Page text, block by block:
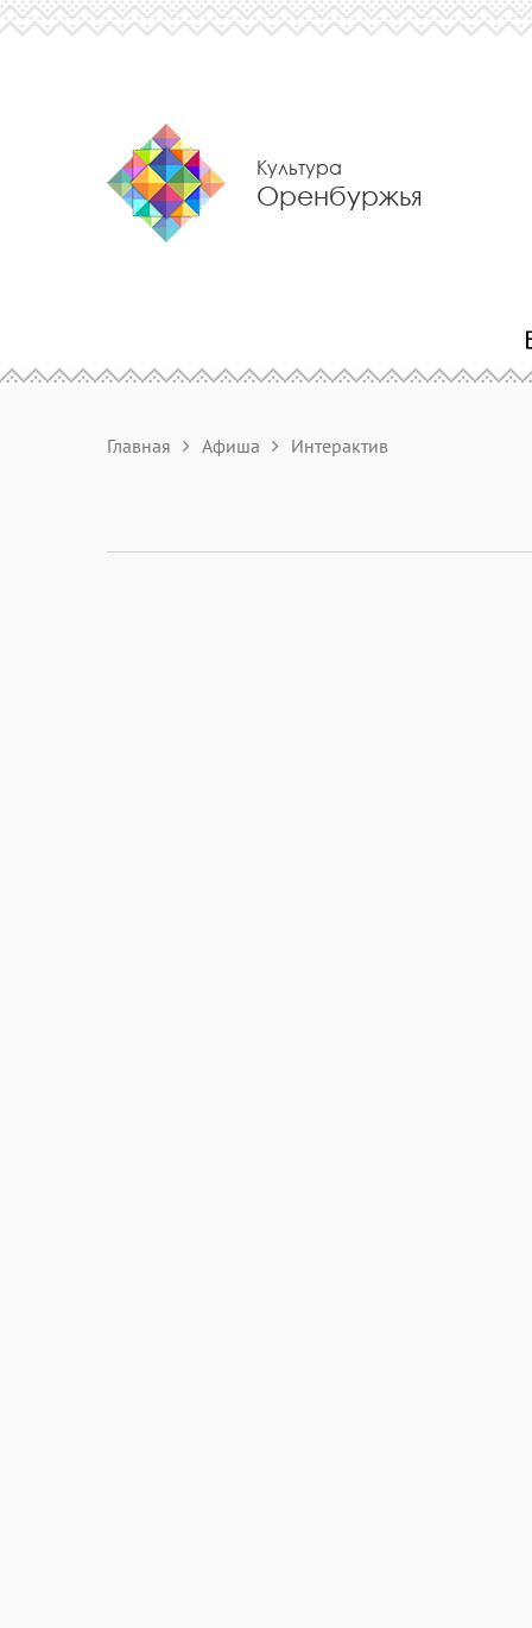
Культура
Оренбуржья
Главная Афиша Интерактив